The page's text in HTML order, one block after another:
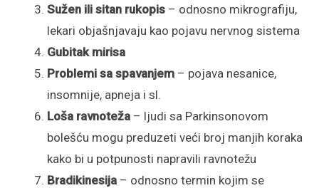
Sužen ili sitan rukopis – odnosno mikrografiju,
lekari objašnjavaju kao pojavu nervnog sistema
Gubitak mirisa
Problemi sa spavanjem – pojava nesanice,
insomnije, apneja i sl.
Loša ravnoteža – ljudi sa Parkinsonovom
bolešću mogu preduzeti veći broj manjih koraka
kako bi u potpunosti napravili ravnotežu
Bradikinesija – odnosno termin kojim se